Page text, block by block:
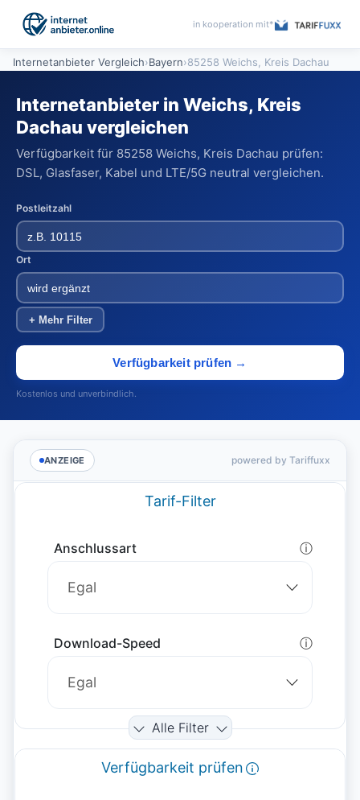
in kooperation mit*
Internetanbieter Vergleich›Bayern›85258 Weichs, Kreis Dachau
Internetanbieter in Weichs, Kreis
Dachau vergleichen
Verfügbarkeit für 85258 Weichs, Kreis Dachau prüfen:
DSL, Glasfaser, Kabel und LTE/5G neutral vergleichen.
Postleitzahl
Ort
+ Mehr Filter
Verfügbarkeit prüfen →
Kostenlos und unverbindlich.
ANZEIGE powered by Tariffuxx